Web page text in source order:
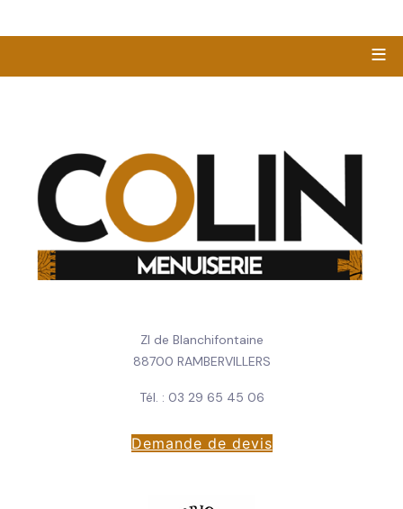
≡
ZI de Blanchifontaine
88700 RAMBERVILLERS
Tél. : 03 29 65 45 06
Demande de devis